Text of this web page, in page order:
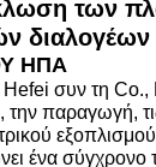
των
ΗΠΑ
συν τη Co.,
την παραγωγή,
ένα